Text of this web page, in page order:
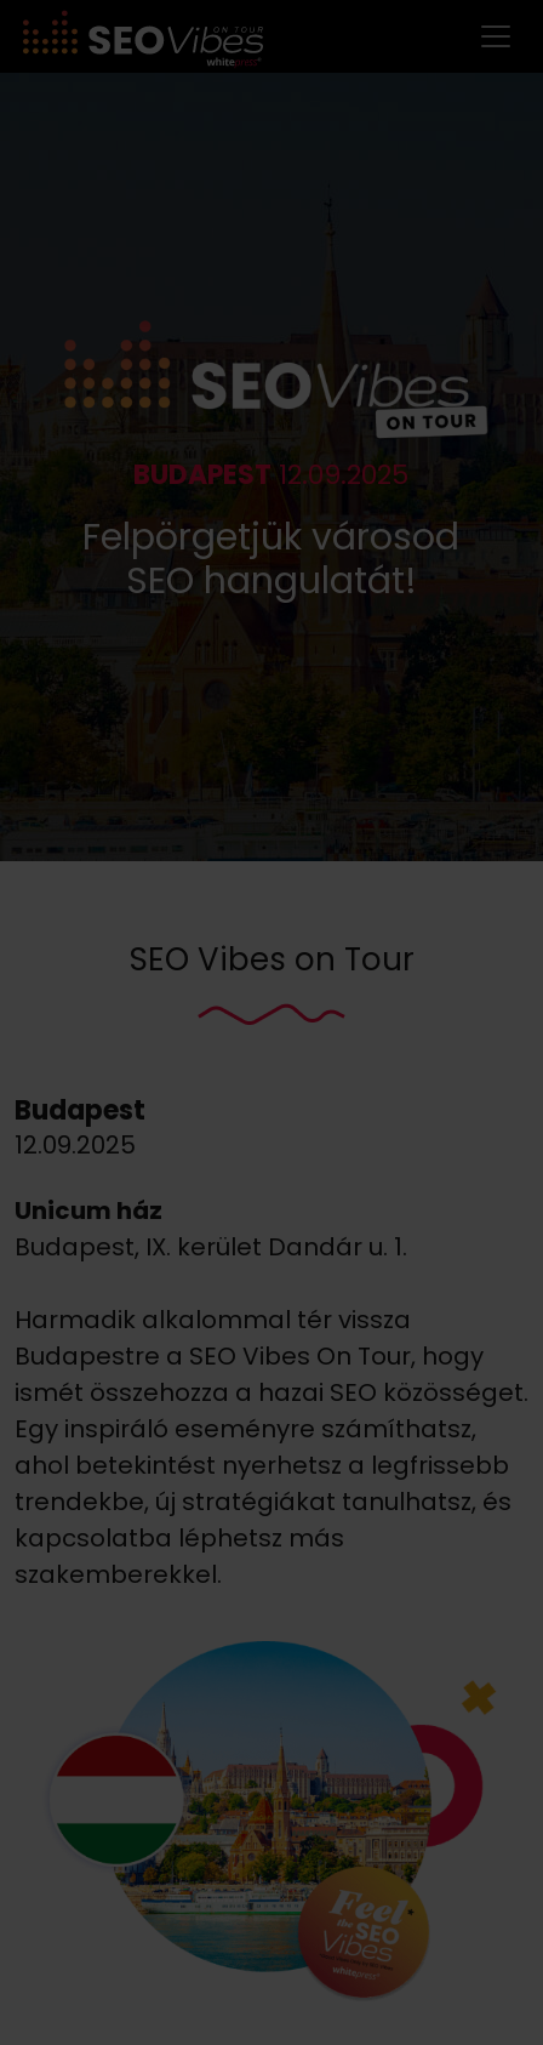
BUDAPEST 12.09.2025
Felpörgetjük városod
SEO hangulatát!
SEO Vibes on Tour
Budapest
12.09.2025
Unicum ház
Budapest, IX. kerület Dandár u. 1.
Harmadik alkalommal tér vissza
Budapestre a SEO Vibes On Tour, hogy
ismét összehozza a hazai SEO közösséget.
Egy inspiráló eseményre számíthatsz,
ahol betekintést nyerhetsz a legfrissebb
trendekbe, új stratégiákat tanulhatsz, és
kapcsolatba léphetsz más
szakemberekkel.